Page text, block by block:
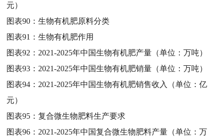
元）
图表90：生物有机肥原料分类
图表91：生物有机肥作用
图表92： 2021-2025年中国生物有机肥产量（单位：万吨）
图表93： 2021-2025年中国生物有机肥销量（单位：万吨）
图表94： 2021-2025年中国生物有机肥销售收入（单位：亿
元）
图表95：复合微生物肥料生产要求
图表96： 2021-2025年中国复合微生物肥料产量（单位：万